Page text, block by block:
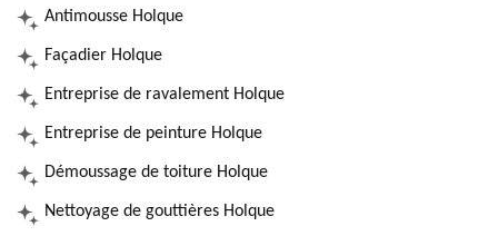
Antimousse Holque
Façadier Holque
Entreprise de ravalement Holque
Entreprise de peinture Holque
Démoussage de toiture Holque
Nettoyage de gouttières Holque